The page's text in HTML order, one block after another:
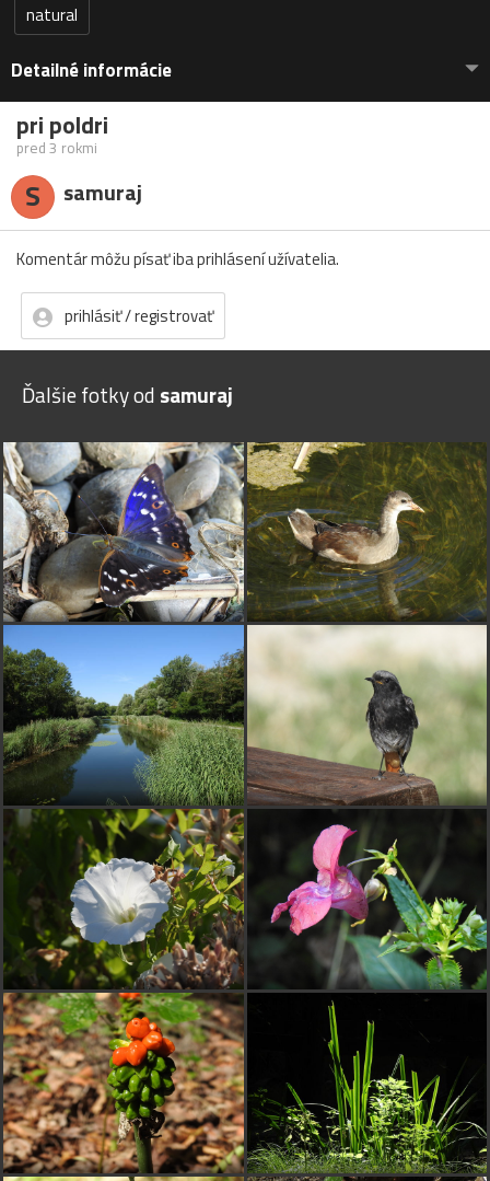
natural
Detailné informácie
pri poldri
pred 3 rokmi
S samuraj
Komentár môžu písať iba prihlásení užívatelia.
prihlásiť / registrovať
Ďalšie fotky od samuraj